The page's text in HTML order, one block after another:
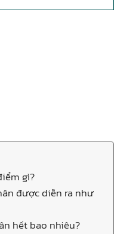
gì?
được diễn ra như
hết bao nhiêu?